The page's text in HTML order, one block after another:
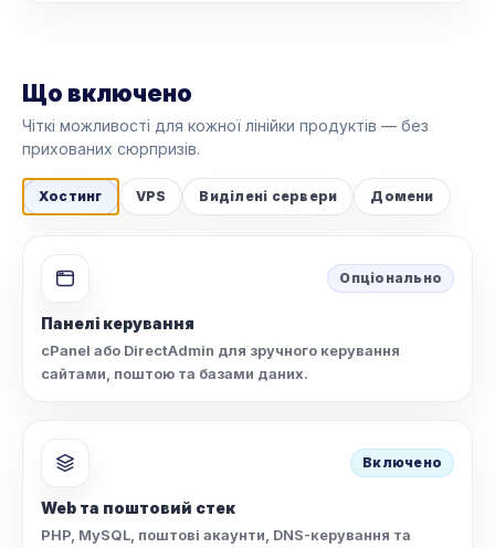
Що включено
Чіткі можливості для кожної лінійки продуктів — без
прихованих сюрпризів.
Хостинг VPS Виділені сервери Домени
Опціонально
Панелі керування
cPanel або DirectAdmin для зручного керування
сайтами, поштою та базами даних.
Включено
Web та поштовий стек
PHP, MySQL, поштові акаунти, DNS-керування та